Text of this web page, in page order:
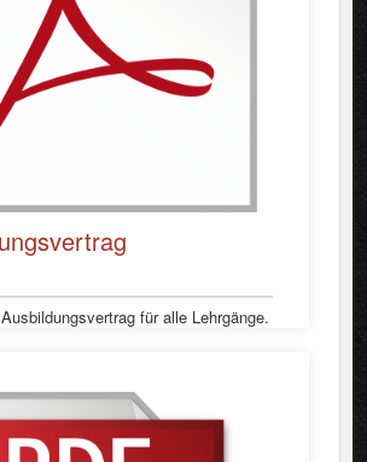
für alle Lehrgänge.